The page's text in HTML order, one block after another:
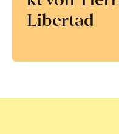
Libertad